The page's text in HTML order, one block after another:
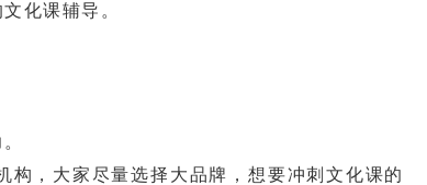
化课辅导。
，大家尽量选择大品牌，想要冲刺文化课的